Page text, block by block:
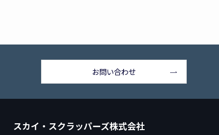
お問い合わせ
スカイ・スクラッパーズ株式会社